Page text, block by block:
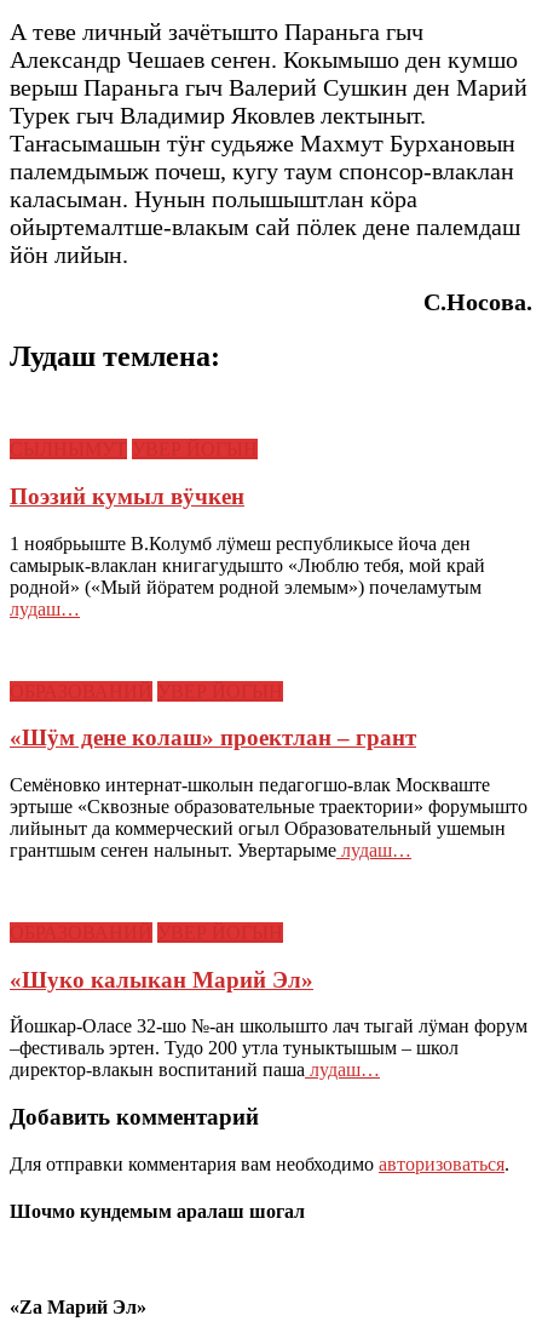
А теве личный зачётышто Параньга гыч
Александр Чешаев сеҥен. Кокымышо ден кумшо
верыш Параньга гыч Валерий Сушкин ден Марий
Турек гыч Владимир Яковлев лектыныт.
Таҥасымашын тӱҥ судьяже Махмут Бурхановын
палемдымыж почеш, кугу таум спонсор-влаклан
каласыман. Нунын полышыштлан кӧра
ойыртемалтше-влакым сай пӧлек дене палемдаш
йӧн лийын.
С.Носова.
Лудаш темлена:
Поэзий кумыл вӱчкен
1 ноябрьыште В.Колумб лӱмеш республикысе йоча ден
самырык-влаклан книгагудышто «Люблю тебя, мой край
родной» («Мый йӧратем родной элемым») почеламутым
лудаш…
«Шӱм дене колаш» проектлан – грант
Семёновко интернат-школын педагогшо-влак Москваште
эртыше «Сквозные образовательные траектории» форумышто
лийыныт да коммерческий огыл Образовательный ушемын
грантшым сеҥен налыныт. Увертарыме лудаш…
«Шуко калыкан Марий Эл»
Йошкар-Оласе 32-шо №-ан школышто лач тыгай лӱман форум
–фестиваль эртен. Тудо 200 утла туныктышым – школ
директор-влакын воспитаний паша лудаш…
Добавить комментарий
Для отправки комментария вам необходимо авторизоваться.
Шочмо кундемым аралаш шогал
«Zа Марий Эл»